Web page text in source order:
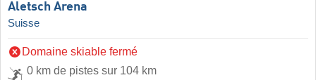
Aletsch Arena
Suisse
Domaine skiable fermé
0 km de pistes sur 104 km